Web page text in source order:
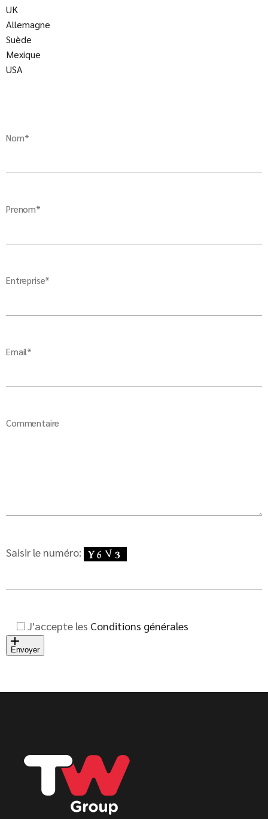
UK
Allemagne
Suède
Mexique
USA
Nom*
Prenom*
Entreprise*
Email*
Commentaire
Saisir le numéro:
J'accepte les Conditions générales
Envoyer